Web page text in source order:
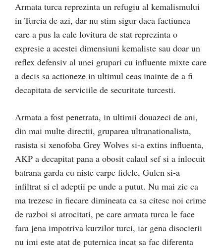
Armata turca reprezinta un refugiu al kemalismului
in Turcia de azi, dar nu stim sigur daca factiunea
care a pus la cale lovitura de stat reprezinta o
expresie a acestei dimensiuni kemaliste sau doar un
reflex defensiv al unei grupari cu influente mixte care
a decis sa actioneze in ultimul ceas inainte de a fi
decapitata de serviciile de securitate turcesti.
Armata a fost penetrata, in ultimii douazeci de ani,
din mai multe directii, gruparea ultranationalista,
rasista si xenofoba Grey Wolves si-a extins influenta,
AKP a decapitat pana a obosit calaul sef si a inlocuit
batrana garda cu niste carpe fidele, Gulen si-a
infiltrat si el adeptii pe unde a putut. Nu mai zic ca
ma trezesc in fiecare dimineata ca sa citesc noi crime
de razboi si atrocitati, pe care armata turca le face
fara jena impotriva kurzilor turci, iar gena disocierii
nu imi este atat de puternica incat sa fac diferenta